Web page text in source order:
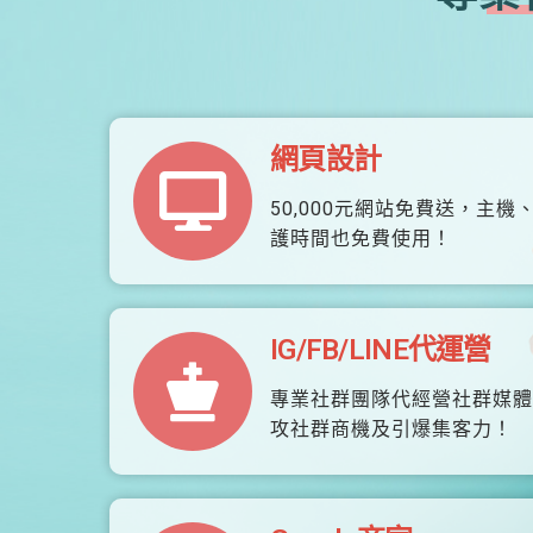
網頁設計
50,000元網站免費送，主機
護時間也免費使用！
IG/FB/LINE代運營
專業社群團隊代經營社群媒
攻社群商機及引爆集客力！